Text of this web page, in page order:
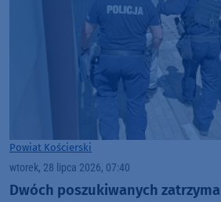
Powiat Kościerski
wtorek, 28 lipca 2026, 07:40
Dwóch poszukiwanych